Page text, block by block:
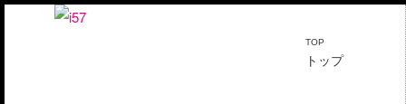
TOP
トップ